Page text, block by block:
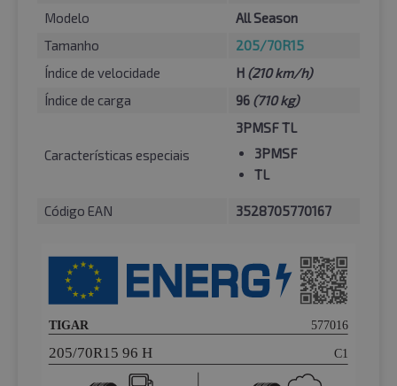
Modelo
All Season
Tamanho
205/70R15
Índice de velocidade
H (210 km/h)
Índice de carga
96 (710 kg)
Características especiais
3PMSF TL
3PMSF
TL
Código EAN 3528705770167